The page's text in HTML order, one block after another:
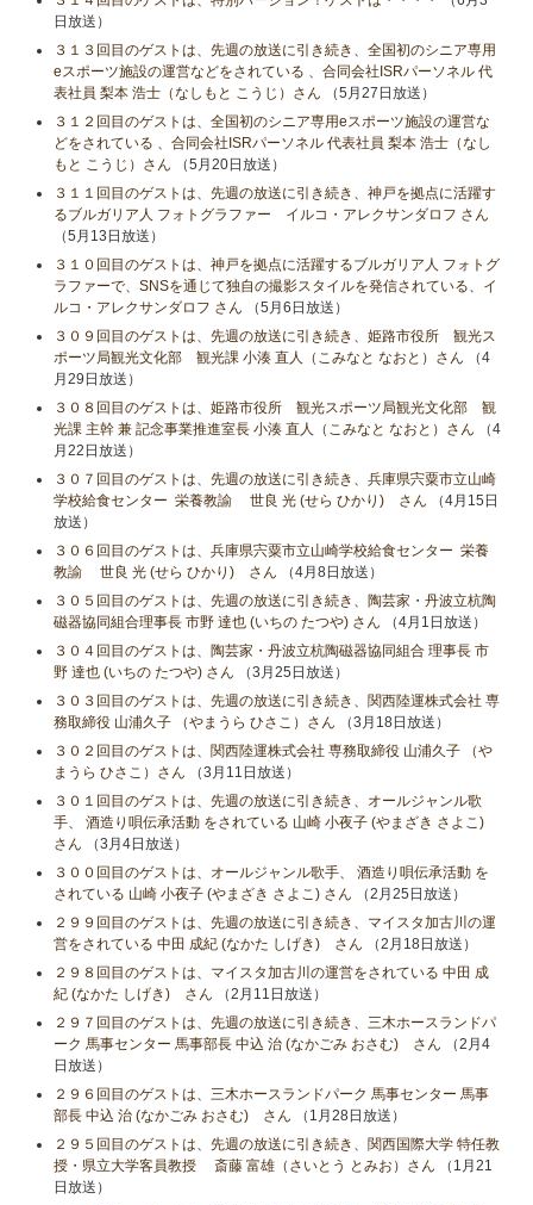
日放送）
３１３回目のゲストは、先週の放送に引き続き、全国初のシニア専用
eスポーツ施設の運営などをされている 、合同会社ISRパーソネル 代
表社員 梨本 浩士（なしもと こうじ）さん （5月27日放送）
３１２回目のゲストは、全国初のシニア専用eスポーツ施設の運営な
どをされている 、合同会社ISRパーソネル 代表社員 梨本 浩士（なし
もと こうじ）さん （5月20日放送）
３１１回目のゲストは、先週の放送に引き続き、神戸を拠点に活躍す
るブルガリア人 フォトグラファー イルコ・アレクサンダロフ さん
（5月13日放送）
３１０回目のゲストは、神戸を拠点に活躍するブルガリア人 フォトグ
ラファーで、SNSを通じて独自の撮影スタイルを発信されている、イ
ルコ・アレクサンダロフ さん （5月6日放送）
３０９回目のゲストは、先週の放送に引き続き、姫路市役所 観光ス
ポーツ局観光文化部 観光課 小湊 直人（こみなと なおと）さん （4
月29日放送）
３０８回目のゲストは、姫路市役所 観光スポーツ局観光文化部 観
光課 主幹 兼 記念事業推進室長 小湊 直人（こみなと なおと）さん （4
月22日放送）
３０７回目のゲストは、先週の放送に引き続き、兵庫県宍粟市立山崎
学校給食センター 栄養教諭 世良 光 (せら ひかり) さん （4月15日
放送）
３０６回目のゲストは、兵庫県宍粟市立山崎学校給食センター 栄養
教諭 世良 光 (せら ひかり) さん （4月8日放送）
３０５回目のゲストは、先週の放送に引き続き、陶芸家・丹波立杭陶
磁器協同組合理事長 市野 達也 (いちの たつや) さん （4月1日放送）
３０４回目のゲストは、陶芸家・丹波立杭陶磁器協同組合 理事長 市
野 達也 (いちの たつや) さん （3月25日放送）
３０３回目のゲストは、先週の放送に引き続き、関西陸運株式会社 専
務取締役 山浦久子 （やまうら ひさこ）さん （3月18日放送）
３０２回目のゲストは、関西陸運株式会社 専務取締役 山浦久子 （や
まうら ひさこ）さん （3月11日放送）
３０１回目のゲストは、先週の放送に引き続き、オールジャンル歌
手、 酒造り唄伝承活動 をされている 山崎 小夜子 (やまざき さよこ)
さん （3月4日放送）
３００回目のゲストは、オールジャンル歌手、 酒造り唄伝承活動 を
されている 山崎 小夜子 (やまざき さよこ) さん （2月25日放送）
２９９回目のゲストは、先週の放送に引き続き、マイスタ加古川の運
営をされている 中田 成紀 (なかた しげき) さん （2月18日放送）
２９８回目のゲストは、マイスタ加古川の運営をされている 中田 成
紀 (なかた しげき) さん （2月11日放送）
２９７回目のゲストは、先週の放送に引き続き、三木ホースランドパ
ーク 馬事センター 馬事部長 中込 治 (なかごみ おさむ) さん （2月4
日放送）
２９６回目のゲストは、三木ホースランドパーク 馬事センター 馬事
部長 中込 治 (なかごみ おさむ) さん （1月28日放送）
２９５回目のゲストは、先週の放送に引き続き、関西国際大学 特任教
授・県立大学客員教授 斎藤 富雄（さいとう とみお）さん （1月21
日放送）